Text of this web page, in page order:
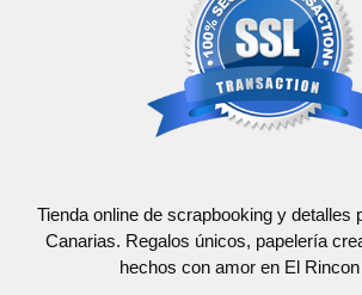
Tienda online de scrapbooking y detalles
Canarias. Regalos únicos, papelería
hechos con amor en El